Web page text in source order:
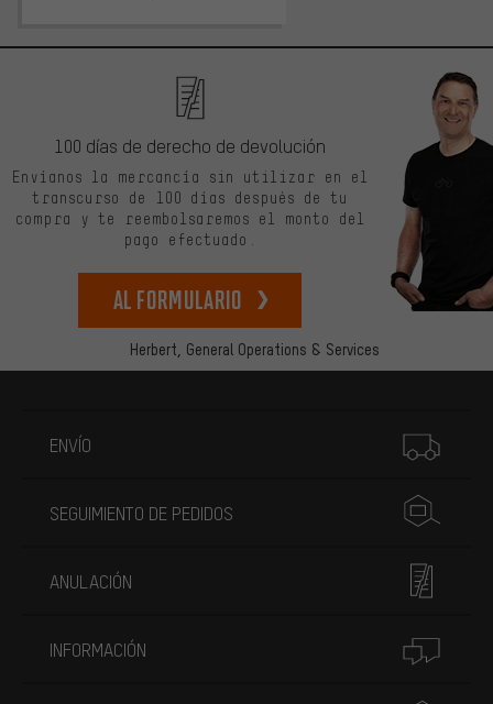
Herbert, General Operations & Services
100 días de derecho de devolución
Envíanos la mercancía sin utilizar en el
transcurso de 100 días después de tu
compra y te reembolsaremos el monto del
pago efectuado.
Al formulario
ENVÍO
SEGUIMIENTO DE PEDIDOS
ANULACIÓN
INFORMACIÓN